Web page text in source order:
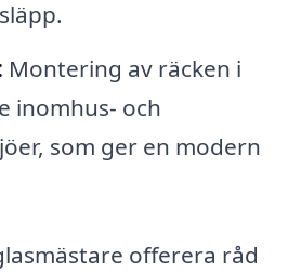
Montering av räcken i
inomhus- och
som ger en modern
offerera råd